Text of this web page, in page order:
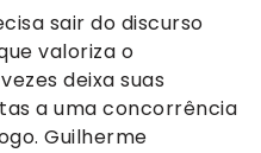
sair do discurso
valoriza o
deixa suas
a uma concorrência
Guilherme